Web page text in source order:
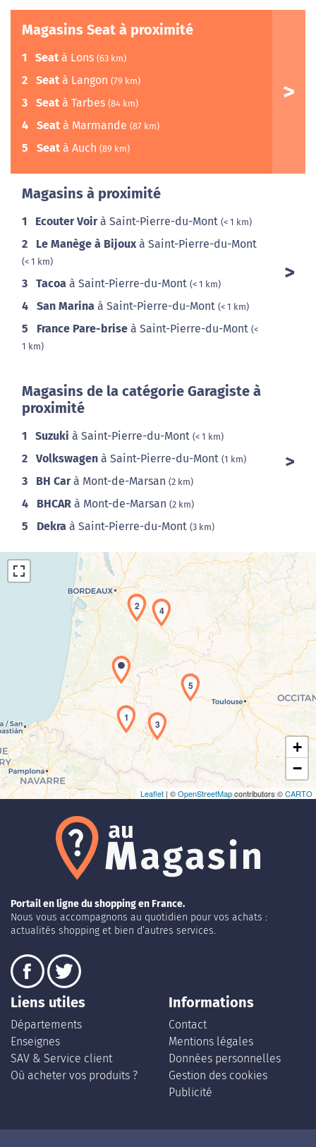
Magasins Seat à proximité
1 Seat à Lons (63 km)
2 Seat à Langon (79 km)
3 Seat à Tarbes (84 km)
4 Seat à Marmande (87 km)
5 Seat à Auch (89 km)
Magasins à proximité
1 Ecouter Voirà Saint-Pierre-du-Mont (< 1 km)
2 Le Manège à Bijoux à Saint-Pierre-du-Mont
(< 1 km)
3 Tacoa à Saint-Pierre-du-Mont (< 1 km)
4 San Marina à Saint-Pierre-du-Mont (< 1 km)
5 France Pare-brise à Saint-Pierre-du-Mont (<
1 km)
Magasins de la catégorie Garagiste à
proximité
1 Suzuki à Saint-Pierre-du-Mont (< 1 km)
2 Volkswagen à Saint-Pierre-du-Mont (1 km)
3 BH Carà Mont-de-Marsan (2 km)
4 BHCAR à Mont-de-Marsan (2 km)
5 Dekra à Saint-Pierre-du-Mont (3 km)
Chargement de la carte en cours...
1
2
3
4
5
+
−
Leaflet | ©OpenStreetMapcontributors ©CARTO
Portail en ligne du shopping en France.
Nous vous accompagnons au quotidien pour vos achats :
actualités shopping et bien d’autres services.
Liens utiles
Départements
Enseignes
SAV & Service client
Où acheter vos produits ?
Informations
Contact
Mentions légales
Données personnelles
Gestion des cookies
Publicité